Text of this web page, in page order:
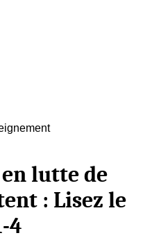
lutte de
: Lisez le
4